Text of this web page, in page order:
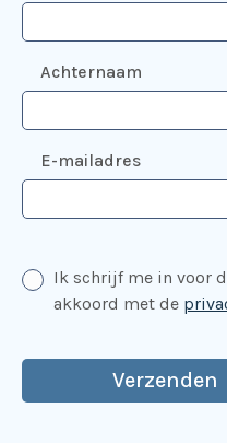
Achternaam
E-mailadres
Ik schrijf me in voor
akkoord met de